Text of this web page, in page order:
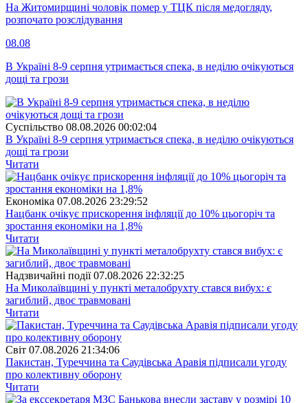
На Житомирщині чоловік помер у ТЦК після медогляду,
розпочато розслідування
08.08
В Україні 8-9 серпня утримається спека, в неділю очікуються
дощі та грози
Суспiльство 08.08.2026 00:02:04
В Україні 8-9 серпня утримається спека, в неділю очікуються
дощі та грози
Читати
Економіка 07.08.2026 23:29:52
Нацбанк очікує прискорення інфляції до 10% цьогоріч та
зростання економіки на 1,8%
Читати
Надзвичайні події 07.08.2026 22:32:25
На Миколаївщині у пункті металобрухту стався вибух: є
загиблий, двоє травмовані
Читати
Свiт 07.08.2026 21:34:06
Пакистан, Туреччина та Саудівська Аравія підписали угоду
про колективну оборону
Читати